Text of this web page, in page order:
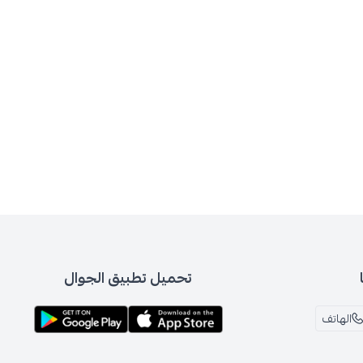
الهاتف
تحميل تطبيق الجوال